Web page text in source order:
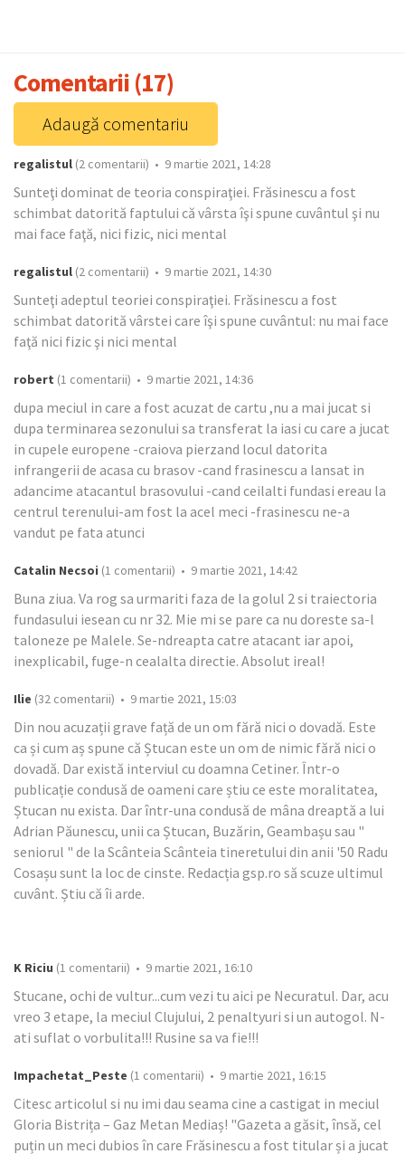
Comentarii (17)
Adaugă comentariu
regalistul (2 comentarii) • 9 martie 2021, 14:28
Sunteţi dominat de teoria conspiraţiei. Frăsinescu a fost
schimbat datorită faptului că vârsta îşi spune cuvântul şi nu
mai face faţă, nici fizic, nici mental
regalistul (2 comentarii) • 9 martie 2021, 14:30
Sunteţi adeptul teoriei conspiraţiei. Frăsinescu a fost
schimbat datorită vârstei care îşi spune cuvântul: nu mai face
faţă nici fizic şi nici mental
robert (1 comentarii) • 9 martie 2021, 14:36
dupa meciul in care a fost acuzat de cartu ,nu a mai jucat si
dupa terminarea sezonului sa transferat la iasi cu care a jucat
in cupele europene -craiova pierzand locul datorita
infrangerii de acasa cu brasov -cand frasinescu a lansat in
adancime atacantul brasovului -cand ceilalti fundasi ereau la
centrul terenului-am fost la acel meci -frasinescu ne-a
vandut pe fata atunci
Catalin Necsoi (1 comentarii) • 9 martie 2021, 14:42
Buna ziua. Va rog sa urmariti faza de la golul 2 si traiectoria
fundasului iesean cu nr 32. Mie mi se pare ca nu doreste sa-l
taloneze pe Malele. Se-ndreapta catre atacant iar apoi,
inexplicabil, fuge-n cealalta directie. Absolut ireal!
Ilie (32 comentarii) • 9 martie 2021, 15:03
Din nou acuzații grave față de un om fără nici o dovadă. Este
ca și cum aș spune că Ștucan este un om de nimic fără nici o
dovadă. Dar există interviul cu doamna Cetiner. Într-o
publicație condusă de oameni care știu ce este moralitatea,
Ștucan nu exista. Dar într-una condusă de mâna dreaptă a lui
Adrian Păunescu, unii ca Ștucan, Buzărin, Geambașu sau "
seniorul " de la Scânteia Scânteia tineretului din anii '50 Radu
Cosașu sunt la loc de cinste. Redacția gsp.ro să scuze ultimul
cuvânt. Știu că îi arde.
K Riciu (1 comentarii) • 9 martie 2021, 16:10
Stucane, ochi de vultur...cum vezi tu aici pe Necuratul. Dar, acu
vreo 3 etape, la meciul Clujului, 2 penaltyuri si un autogol. N-
ati suflat o vorbulita!!! Rusine sa va fie!!!
Impachetat_Peste (1 comentarii) • 9 martie 2021, 16:15
Citesc articolul si nu imi dau seama cine a castigat in meciul
Gloria Bistrița – Gaz Metan Mediaș! "Gazeta a găsit, însă, cel
puțin un meci dubios în care Frăsinescu a fost titular și a jucat